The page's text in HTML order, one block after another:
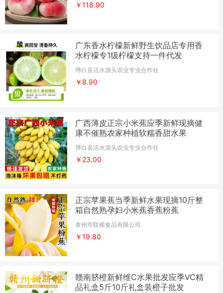
￥118.90
广东香水柠檬新鲜野生饮品店专用香
水柠檬专1级柠檬支持一件代发
博白县活水源头农业专业合作社
￥8.90
广西薄皮正宗小米蕉应季新鲜现摘健
康不催熟农家种植软糯香甜水果
博白县活水源头农业专业合作社
￥23.00
正宗苹果蕉当季新鲜水果现摘10斤整
箱自然熟孕妇小米蕉香蕉粉蕉
泰州市联横食品有限公司
￥19.80
赣南脐橙新鲜维C水果批发应季VC精
品礼盒5斤10斤礼盒装橙子批发